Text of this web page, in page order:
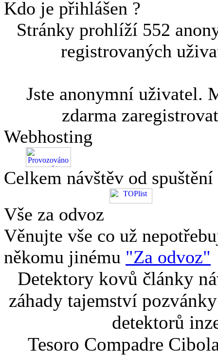
Kdo je přihlášen ?
Stránky prohlíží 552
registrovaných
Jste anonymní uživatel.
zdarma
Webhosting
Celkem návštěv od
Vše za odvoz
Věnujte vše co už
někomu jinému "Za odvoz"
Detektory kovů články
záhady tajemství
detektorů
Tesoro Compadre